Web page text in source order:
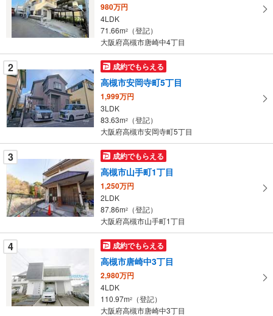
る
条
件
を
マ
イ
ペ
ー
に
保
存
す
る
980万円
4LDK
71.66m2
（登記）
大阪府高槻市唐崎中4丁目
2 成約でもらえる
高槻市安岡寺町5丁目
1,999万円
3LDK
83.63m2
（登記）
大阪府高槻市安岡寺町5丁目
3 成約でもらえる
高槻市山手町1丁目
1,250万円
2LDK
87.86m2
（登記）
大阪府高槻市山手町1丁目
4 成約でもらえる
高槻市唐崎中3丁目
2,980万円
4LDK
110.97m2
（登記）
大阪府高槻市唐崎中3丁目